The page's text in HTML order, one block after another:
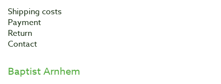
Shipping costs
Payment
Return
Contact
Baptist Arnhem